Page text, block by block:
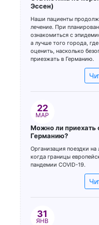
Эссен)
Наши пациенты
лечение. При
ознакомиться с
а лучше того города,
оценить, насколько
приезжать в Германию.
22
МАР
Можно ли приехать
Германию?
Организация поездки
когда границы
пандемии COVID-19.
31
ЯНВ